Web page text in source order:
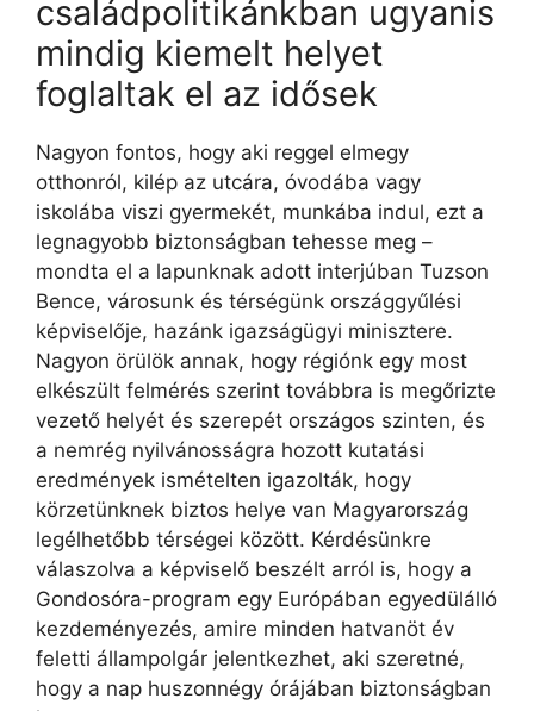
családpolitikánkban ugyanis
mindig kiemelt helyet
foglaltak el az idősek
Nagyon fontos, hogy aki reggel elmegy
otthonról, kilép az utcára, óvodába vagy
iskolába viszi gyermekét, munkába indul, ezt a
legnagyobb biztonságban tehesse meg –
mondta el a lapunknak adott interjúban Tuzson
Bence, városunk és térségünk országgyűlési
képviselője, hazánk igazságügyi minisztere.
Nagyon örülök annak, hogy régiónk egy most
elkészült felmérés szerint továbbra is megőrizte
vezető helyét és szerepét országos szinten, és
a nemrég nyilvánosságra hozott kutatási
eredmények ismételten igazolták, hogy
körzetünknek biztos helye van Magyarország
legélhetőbb térségei között. Kérdésünkre
válaszolva a képviselő beszélt arról is, hogy a
Gondosóra-program egy Európában egyedülálló
kezdeményezés, amire minden hatvanöt év
feletti állampolgár jelentkezhet, aki szeretné,
hogy a nap huszonnégy órájában biztonságban